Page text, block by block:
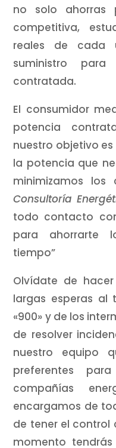
no solo ahorras
competitiva,
reales de cada
suministro
contratada.
El consumidor
potencia
nuestro objetivo
la potencia que
minimizamos los
Consultoría
todo contacto
para ahorrarte
tiempo”
Olvídate de
largas esperas al
«900» y de los
de resolver
nuestro equipo
preferentes
compañías
encargamos de
de tener el
momento